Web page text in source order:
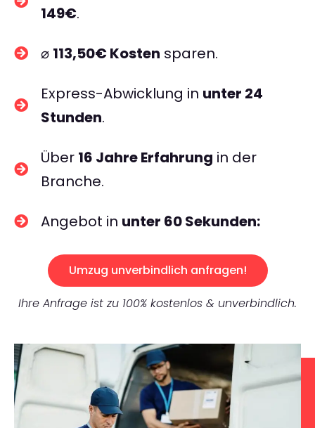
149€.
⌀ 113,50€ Kosten sparen.
Express-Abwicklung in unter 24
Stunden.
Über 16 Jahre Erfahrung in der
Branche.
Angebot in unter 60 Sekunden:
Umzug unverbindlich anfragen!
Ihre Anfrage ist zu 100% kostenlos & unverbindlich.